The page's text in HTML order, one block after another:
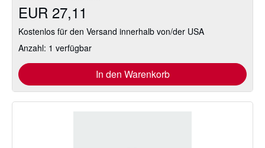
EUR 27,11
Kostenlos für den Versand innerhalb von/der USA
Anzahl: 1 verfügbar
In den Warenkorb